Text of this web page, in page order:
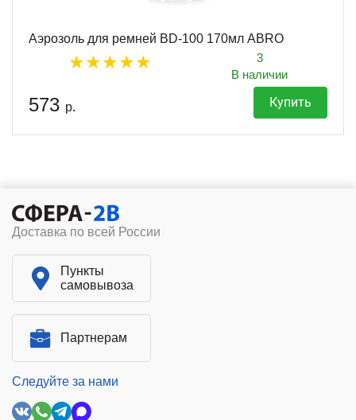
Аэрозоль для ремней BD-100 170мл ABRO
3
В наличии
573 р. Купить
Доставка по всей России
Пункты
самовывоза
Партнерам
Следуйте за нами